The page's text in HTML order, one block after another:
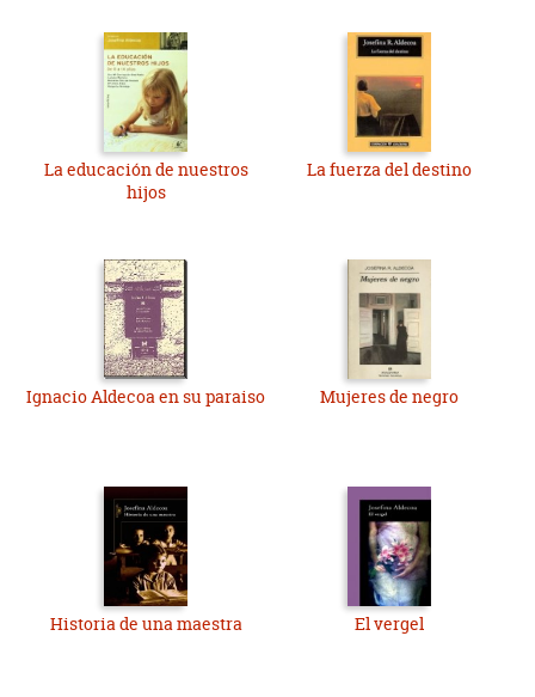
La educación de nuestros
hijos
La fuerza del destino
Ignacio Aldecoa en su paraiso Mujeres de negro
Historia de una maestra El vergel